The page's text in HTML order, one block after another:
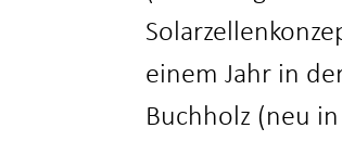
einem Jahr in
Buchholz (neu